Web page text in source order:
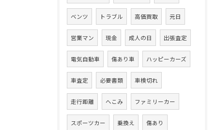
ベンツ トラブル 高価買取 元日
営業マン 現金 成人の日 出張査定
電気自動車 傷あり車 ハッピーカーズ
車査定 必要書類 車検切れ
走行距離 へこみ ファミリーカー
スポーツカー 乗換え 傷あり